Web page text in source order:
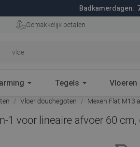
Badkamerdagen:
Gemakkelijk betalen
Tegels Vloeren
Vloer douchegoten Mexen Flat M13
1 voor lineaire afvoer 60 cm,